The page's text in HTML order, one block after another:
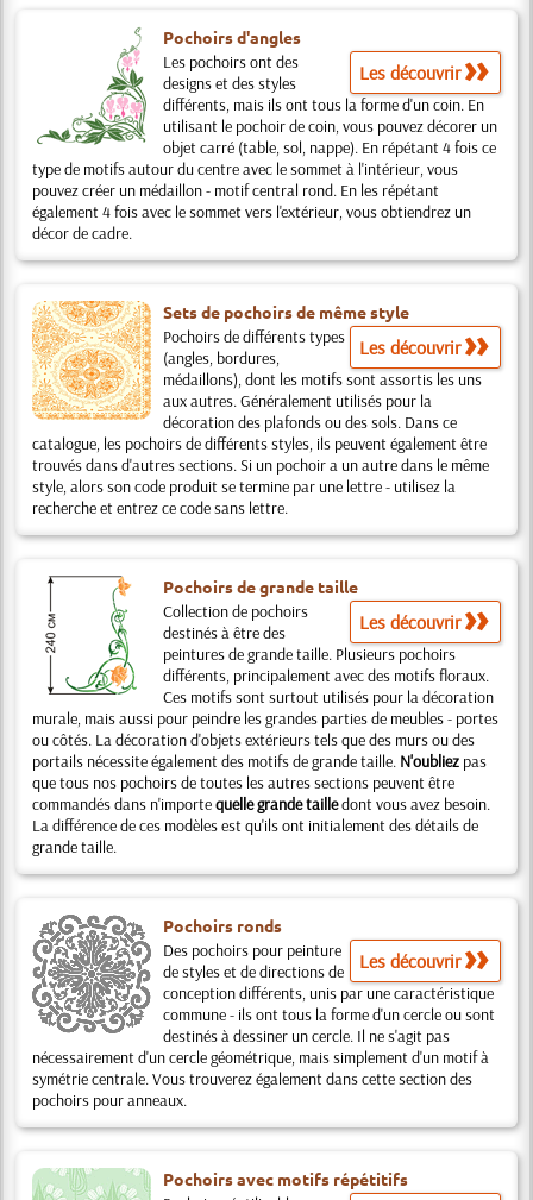
Pochoirs d'angles
Les découvrir
Les pochoirs ont des
designs et des styles
différents, mais ils ont tous la forme d'un coin. En
utilisant le pochoir de coin, vous pouvez décorer un
objet carré (table, sol, nappe). En répétant 4 fois ce
type de motifs autour du centre avec le sommet à l'intérieur, vous
pouvez créer un médaillon - motif central rond. En les répétant
également 4 fois avec le sommet vers l'extérieur, vous obtiendrez un
décor de cadre.
Sets de pochoirs de même style
Les découvrir
Pochoirs de différents types
(angles, bordures,
médaillons), dont les motifs sont assortis les uns
aux autres. Généralement utilisés pour la
décoration des plafonds ou des sols. Dans ce
catalogue, les pochoirs de différents styles, ils peuvent également être
trouvés dans d'autres sections. Si un pochoir a un autre dans le même
style, alors son code produit se termine par une lettre - utilisez la
recherche et entrez ce code sans lettre.
Pochoirs de grande taille
Les découvrir
Collection de pochoirs
destinés à être des
peintures de grande taille. Plusieurs pochoirs
différents, principalement avec des motifs floraux.
Ces motifs sont surtout utilisés pour la décoration
murale, mais aussi pour peindre les grandes parties de meubles - portes
ou côtés. La décoration d'objets extérieurs tels que des murs ou des
portails nécessite également des motifs de grande taille. N'oubliez pas
que tous nos pochoirs de toutes les autres sections peuvent être
commandés dans n'importequelle grande tailledont vous avez besoin.
La différence de ces modèles est qu'ils ont initialement des détails de
grande taille.
Pochoirs ronds
Les découvrir
Des pochoirs pour peinture
de styles et de directions de
conception différents, unis par une caractéristique
commune - ils ont tous la forme d'un cercle ou sont
destinés à dessiner un cercle. Il ne s'agit pas
nécessairement d'un cercle géométrique, mais simplement d'un motif à
symétrie centrale. Vous trouverez également dans cette section des
pochoirs pour anneaux.
Pochoirs avec motifs répétitifs